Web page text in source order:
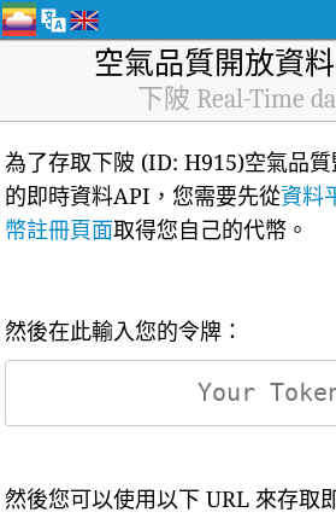
空氣品質開放資
下陂 Real-Time
為了存取下陂 (ID: H915)空氣品
的即時資料API，您需要先從資料
幣註冊頁面取得您自己的代幣。
然後在此輸入您的令牌：
然後您可以使用以下 URL 來存取